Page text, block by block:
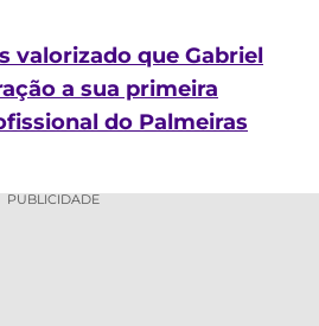
valorizado que Gabriel
a sua primeira
do Palmeiras
PUBLICIDADE